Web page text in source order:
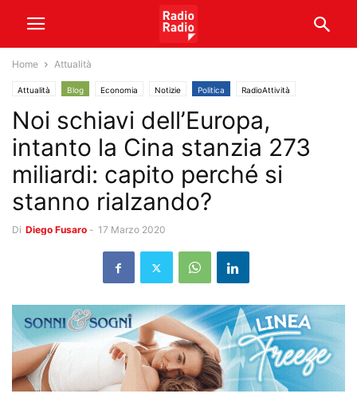
Home Attualità
Attualità Blog Economia Notizie Politica RadioAttività
Noi schiavi dell’Europa,
intanto la Cina stanzia 273
miliardi: capito perché si
stanno rialzando?
Di Diego Fusaro - 17 Marzo 2020